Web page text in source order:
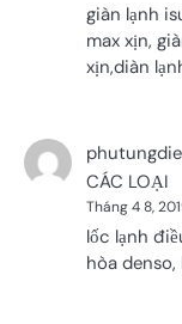
giàn lạnh
max xịn,
xịn,diàn
CÁC LOẠI
Tháng 4 8,
lốc lạnh
hòa